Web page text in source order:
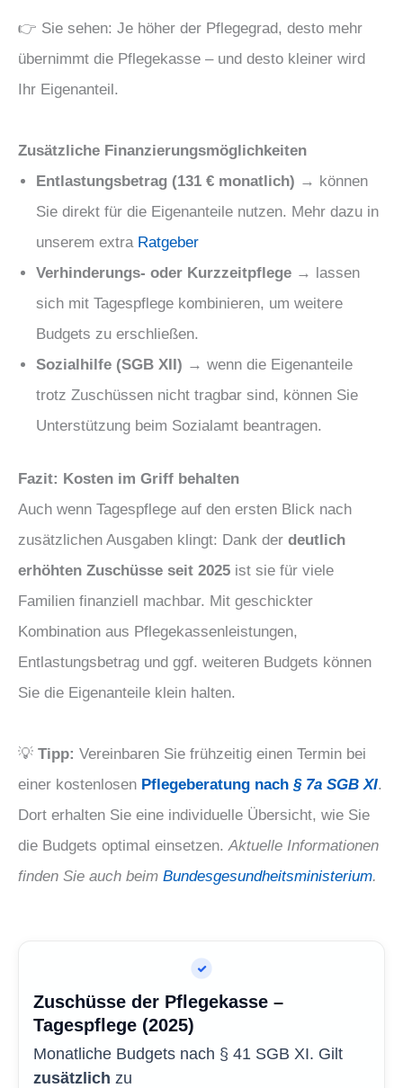
👉 Sie sehen: Je höher der Pflegegrad, desto mehr
übernimmt die Pflegekasse – und desto kleiner wird
Ihr Eigenanteil.
Zusätzliche Finanzierungsmöglichkeiten
Entlastungsbetrag (131 € monatlich) → können
Sie direkt für die Eigenanteile nutzen. Mehr dazu in
unserem extra Ratgeber
Verhinderungs- oder Kurzzeitpflege → lassen
sich mit Tagespflege kombinieren, um weitere
Budgets zu erschließen.
Sozialhilfe (SGB XII) → wenn die Eigenanteile
trotz Zuschüssen nicht tragbar sind, können Sie
Unterstützung beim Sozialamt beantragen.
Fazit: Kosten im Griff behalten
Auch wenn Tagespflege auf den ersten Blick nach
zusätzlichen Ausgaben klingt: Dank der deutlich
erhöhten Zuschüsse seit 2025 ist sie für viele
Familien finanziell machbar. Mit geschickter
Kombination aus Pflegekassenleistungen,
Entlastungsbetrag und ggf. weiteren Budgets können
Sie die Eigenanteile klein halten.
💡 Tipp: Vereinbaren Sie frühzeitig einen Termin bei
einer kostenlosen Pflegeberatung nach§ 7a SGB XI.
Dort erhalten Sie eine individuelle Übersicht, wie Sie
die Budgets optimal einsetzen.Aktuelle Informationen
finden Sie auch beim Bundesgesundheitsministerium.
Zuschüsse der Pflegekasse –
Tagespflege (2025)
Monatliche Budgets nach § 41 SGB XI. Gilt
zusätzlich zu